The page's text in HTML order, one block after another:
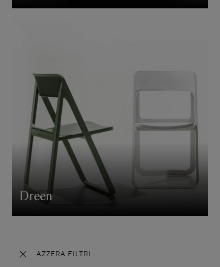
AZZERA FILTRI
Dreen